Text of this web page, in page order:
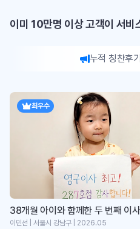
이미 10만명 이상 고객이 서비
누적 칭찬후기
최우수
이민선 | 서울시 강남구 | 2026.05